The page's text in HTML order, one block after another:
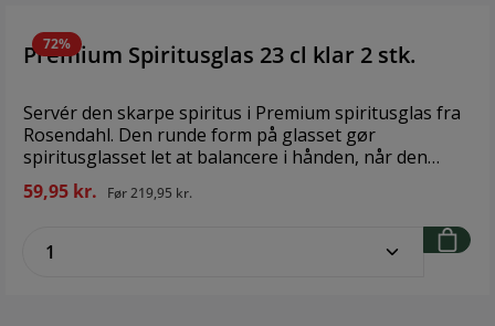
innovative arbejde har fabrikken reduceret sit CO2-
aftryk med en fjerdedel siden 2008. Brand: Lyngby
72%
Premium Spiritusglas 23 cl klar 2 stk.
Servér den skarpe spiritus i Premium spiritusglas fra
Rosendahl. Den runde form på glasset gør
spiritusglasset let at balancere i hånden, når den
mørke rom, fyldige cognac eller røgede whisky stille
og roligt skal varmes op. Den smalle indsnævring i
toppe af glasset hjælper med at holde på spiritussens
aroma, så du kan nyde den til fulde. Spiritusglasset er
59,95 kr. Før219,95 kr.